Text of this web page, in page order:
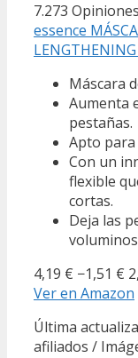
7.273 Opiniones
essence
Máscara
Aumenta
pestañas.
Apto
Con un
flexible
cortas.
Deja las
4,19 € −1,51 €
Ver en Amazon
Última
afiliados /